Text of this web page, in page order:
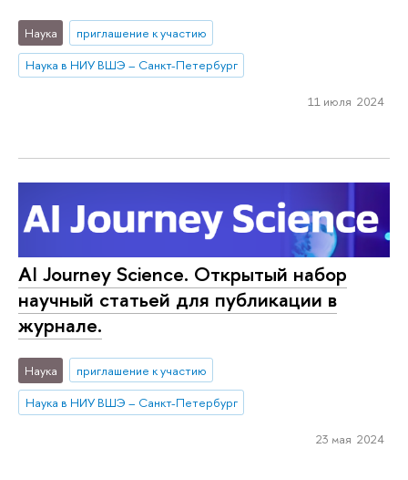
Наука
приглашение к участию
Наука в НИУ ВШЭ – Санкт-Петербург
11 июля 2024
AI Journey Science. Открытый набор
научный статьей для публикации в
журнале.
Наука
приглашение к участию
Наука в НИУ ВШЭ – Санкт-Петербург
23 мая 2024